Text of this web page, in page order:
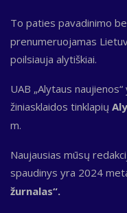
To paties pavadinimo
prenumeruojamas
poilsiauja alytiškiai.
UAB „Alytaus
žiniasklaidos tinklapių
m.
Naujausias mūsų
spaudinys yra 2024
žurnalas“.